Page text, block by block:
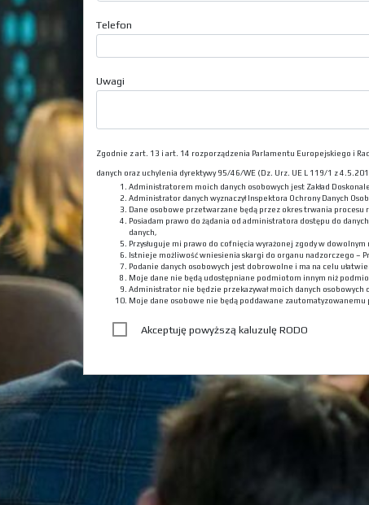
Telefon
Uwagi
Zgodnie z art. 13 i art. 14 rozporządzenia Parlamentu Europejskiego i
danych oraz uchylenia dyrektywy 95/46/WE (Dz. Urz. UE L 119/1 z
Administratorem moich danych osobowych jest Zakład
Administrator danych wyznaczył Inspektora Ochrony Danych
Dane osobowe przetwarzane będą przez okres trwania
Posiadam prawo do żądania od administratora dostępu do
danych,
Przysługuje mi prawo do cofnięcia wyrażonej zgody w
Istnieje możliwość wniesienia skargi do organu nadzorczego –
Podanie danych osobowych jest dobrowolne i ma na celu
Moje dane nie będą udostępniane podmiotom innym niż
Administrator nie będzie przekazywał moich danych
Moje dane osobowe nie będą poddawane
Akceptuję powyższą kaluzulę RODO